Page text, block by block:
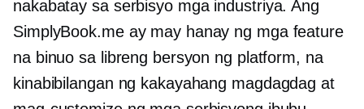
nakabatay sa serbisyomga industriya. Ang
SimplyBook.me ay may hanay ng mga feature
na binuo sa libreng bersyon ng platform, na
kinabibilangan ng kakayahang magdagdag at